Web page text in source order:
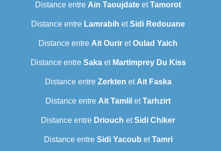
Distance entre Ain Taoujdate etTamorot
Distance entre Lamrabih etSidi Redouane
Distance entre Ait Ourir etOulad Yaich
Distance entre Sakaet Martimprey Du Kiss
Distance entre Zerkten et Ait Faska
Distance entre Ait Tamlil etTarhzirt
Distance entre Driouch etSidi Chiker
Distance entre Sidi Yacoub etTamri